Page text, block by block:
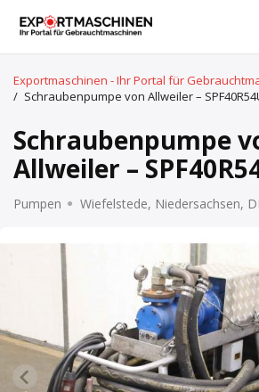
Exportmaschinen - Ihr Portal für
/ Schraubenpumpe von Allweiler –
Schraubenpumpe
Allweiler –
Pumpen Wiefelstede, Niedersachsen,